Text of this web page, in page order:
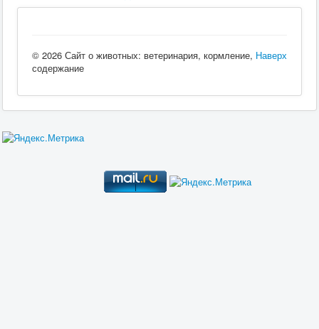
Наверх
© 2026 Сайт о животных: ветеринария, кормление,
содержание